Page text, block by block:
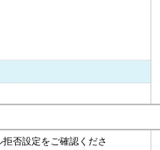
否設定をご確認くださ